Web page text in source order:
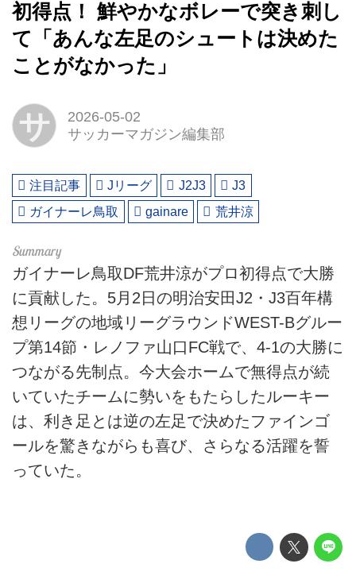
初得点！ 鮮やかなボレーで突き刺し
て「あんな左足のシュートは決めた
ことがなかった」
サ
2026-05-02
サッカーマガジン編集部
注目記事 Jリーグ J2J3
J3
ガイナーレ鳥取
gainare 荒井涼
ガイナーレ鳥取DF荒井涼がプロ初得点で大勝
に貢献した。5月2日の明治安田J2・J3百年構
想リーグの地域リーグラウンドWEST-Bグルー
プ第14節・レノファ山口FC戦で、4-1の大勝に
つながる先制点。今大会ホームで無得点が続
いていたチームに勢いをもたらしたルーキー
は、利き足とは逆の左足で決めたファインゴ
ールを驚きながらも喜び、さらなる活躍を誓
っていた。